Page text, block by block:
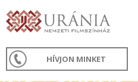
HÍVJON MINKET